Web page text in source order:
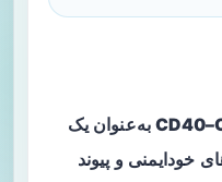
به‌عنوان یک
خودایمنی و پیوند